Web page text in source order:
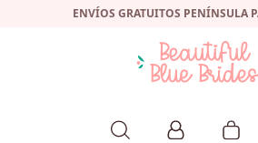
ENVÍOS GRATUITOS PENÍNSULA